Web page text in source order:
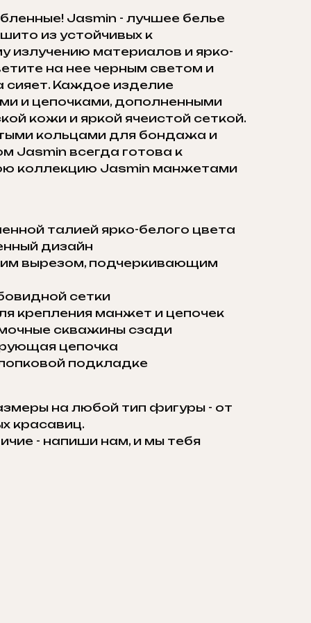
Jasmin - лучшее белье
из устойчивых к
излучению материалов и ярко-
на нее черным светом и
сияет. Каждое изделие
и цепочками, дополненными
кожи и яркой ячеистой сеткой.
кольцами для бондажа и
Jasmin всегда готова к
коллекцию Jasmin манжетами
талией ярко-белого цвета
дизайн
вырезом, подчеркивающим
сетки
крепления манжет и цепочек
скважины сзади
цепочка
подкладке
на любой тип фигуры - от
красавиц.
- напиши нам, и мы тебя